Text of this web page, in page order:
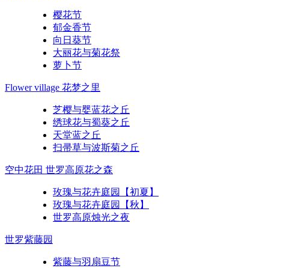
樱花节
郁金香节
向日葵节
大丽花与菊花祭
萝卜节
Flower village 花梦之里
芝樱与婴蓝花之丘
绣球花与蜀葵之丘
天堂蓝之丘
扫帚草与波斯菊之丘
空中花田 世罗高原花之森
玫瑰与花卉庭园【初夏】
玫瑰与花卉庭园【秋】
世罗高原烛光之夜
世罗紫藤园
紫藤与羽扇豆节